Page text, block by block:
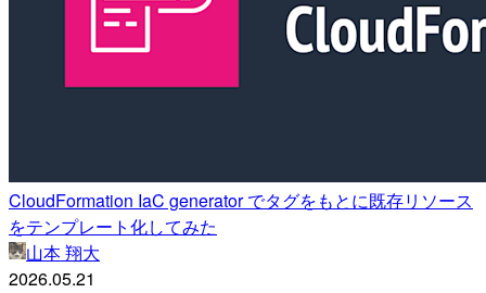
CloudFormation IaC generator でタグをもとに既存リソース
をテンプレート化してみた
山本 翔大
2026.05.21